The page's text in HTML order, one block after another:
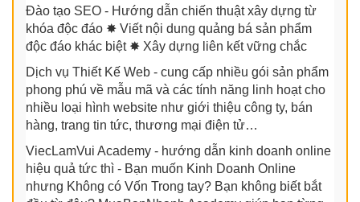
Đào tạo SEO - Hướng dẫn chiến thuật xây dựng từ
khóa độc đáo ✸ Viết nội dung quảng bá sản phẩm
độc đáo khác biệt ✸ Xây dựng liên kết vững chắc
Dịch vụ Thiết Kế Web - cung cấp nhiều gói sản phẩm
phong phú về mẫu mã và các tính năng linh hoạt cho
nhiều loại hình website như giới thiệu công ty, bán
hàng, trang tin tức, thương mại điện tử…
ViecLamVui Academy - hướng dẫn kinh doanh online
hiệu quả tức thì - Bạn muốn Kinh Doanh Online
nhưng Không có Vốn Trong tay? Bạn không biết bắt